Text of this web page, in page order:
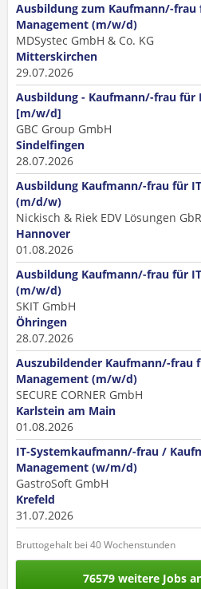
Ausbildung zum Kaufmann/-frau
Management (m/w/d)
MDSystec GmbH & Co. KG
Mitterskirchen
29.07.2026
Ausbildung - Kaufmann/-frau für
[m/w/d]
GBC Group GmbH
Sindelfingen
28.07.2026
Ausbildung Kaufmann/-frau für
(m/d/w)
Nickisch & Riek EDV Lösungen GbR
Hannover
01.08.2026
Ausbildung Kaufmann/-frau für
(m/w/d)
SKIT GmbH
Öhringen
28.07.2026
Auszubildender Kaufmann/-frau
Management (m/w/d)
SECURE CORNER GmbH
Karlstein am Main
01.08.2026
IT-Systemkaufmann/-frau /
Management (w/m/d)
GastroSoft GmbH
Krefeld
31.07.2026
Bruttogehalt bei 40 Wochenstunden
76579 weitere Jobs